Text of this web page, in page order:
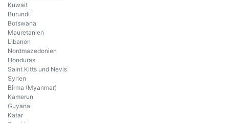
Kuwait
Burundi
Botswana
Mauretanien
Libanon
Nordmazedonien
Honduras
Saint Kitts und Nevis
Syrien
Birma (Myanmar)
Kamerun
Guyana
Katar